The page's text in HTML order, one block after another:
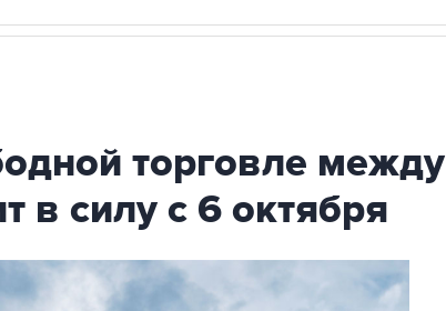
торговле между
в силу с 6 октября